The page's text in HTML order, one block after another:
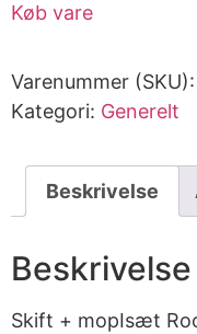
Køb vare
Varenummer (SKU):
Kategori: Generelt
Beskrivelse
Beskrivelse
Skift + mopIsæt